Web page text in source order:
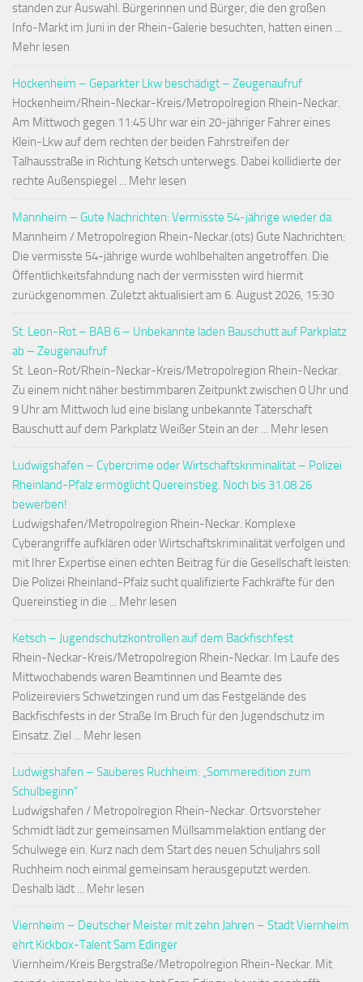
standen zur Auswahl. Bürgerinnen und Bürger, die den großen
Info-Markt im Juni in der Rhein-Galerie besuchten, hatten einen ...
Mehr lesen
Hockenheim – Geparkter Lkw beschädigt – Zeugenaufruf
Hockenheim/Rhein-Neckar-Kreis/Metropolregion Rhein-Neckar.
Am Mittwoch gegen 11:45 Uhr war ein 20-jähriger Fahrer eines
Klein-Lkw auf dem rechten der beiden Fahrstreifen der
Talhausstraße in Richtung Ketsch unterwegs. Dabei kollidierte der
rechte Außenspiegel ... Mehr lesen
Mannheim – Gute Nachrichten: Vermisste 54-jährige wieder da
Mannheim / Metropolregion Rhein-Neckar.(ots) Gute Nachrichten:
Die vermisste 54-jährige wurde wohlbehalten angetroffen. Die
Öffentlichkeitsfahndung nach der vermissten wird hiermit
zurückgenommen. Zuletzt aktualisiert am 6. August 2026, 15:30
St. Leon-Rot – BAB 6 – Unbekannte laden Bauschutt auf Parkplatz
ab – Zeugenaufruf
St. Leon-Rot/Rhein-Neckar-Kreis/Metropolregion Rhein-Neckar.
Zu einem nicht näher bestimmbaren Zeitpunkt zwischen 0 Uhr und
9 Uhr am Mittwoch lud eine bislang unbekannte Täterschaft
Bauschutt auf dem Parkplatz Weißer Stein an der ... Mehr lesen
Ludwigshafen – Cybercrime oder Wirtschaftskriminalität – Polizei
Rheinland-Pfalz ermöglicht Quereinstieg. Noch bis 31.08.26
bewerben!
Ludwigshafen/Metropolregion Rhein-Neckar. Komplexe
Cyberangriffe aufklären oder Wirtschaftskriminalität verfolgen und
mit Ihrer Expertise einen echten Beitrag für die Gesellschaft leisten:
Die Polizei Rheinland-Pfalz sucht qualifizierte Fachkräfte für den
Quereinstieg in die ... Mehr lesen
Ketsch – Jugendschutzkontrollen auf dem Backfischfest
Rhein-Neckar-Kreis/Metropolregion Rhein-Neckar. Im Laufe des
Mittwochabends waren Beamtinnen und Beamte des
Polizeireviers Schwetzingen rund um das Festgelände des
Backfischfests in der Straße Im Bruch für den Jugendschutz im
Einsatz. Ziel ... Mehr lesen
Ludwigshafen – Sauberes Ruchheim: „Sommeredition zum
Schulbeginn“
Ludwigshafen / Metropolregion Rhein-Neckar. Ortsvorsteher
Schmidt lädt zur gemeinsamen Müllsammelaktion entlang der
Schulwege ein. Kurz nach dem Start des neuen Schuljahrs soll
Ruchheim noch einmal gemeinsam herausgeputzt werden.
Deshalb lädt ... Mehr lesen
Viernheim – Deutscher Meister mit zehn Jahren – Stadt Viernheim
ehrt Kickbox-Talent Sam Edinger
Viernheim/Kreis Bergstraße/Metropolregion Rhein-Neckar. Mit